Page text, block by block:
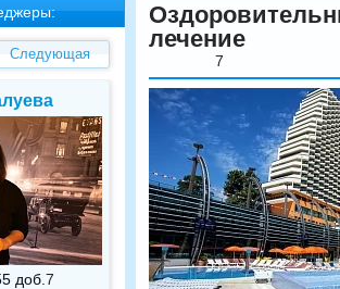
Следующая
доб. 7
Светлана
+7 495 215 5755 доб.
лечение
7